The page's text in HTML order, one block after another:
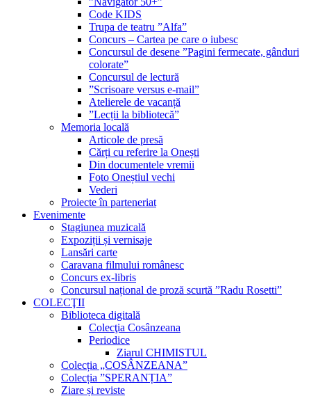
Code KIDS
Trupa de teatru ”Alfa”
Concurs – Cartea pe care o iubesc
Concursul de desene ”Pagini fermecate, gânduri
colorate”
Concursul de lectură
”Scrisoare versus e-mail”
Atelierele de vacanță
”Lecții la bibliotecă”
Memoria locală
Articole de presă
Cărți cu referire la Onești
Din documentele vremii
Foto Oneștiul vechi
Vederi
Proiecte în parteneriat
Evenimente
Stagiunea muzicală
Expoziții și vernisaje
Lansări carte
Caravana filmului românesc
Concurs ex-libris
Concursul național de proză scurtă ”Radu Rosetti”
COLECŢII
Biblioteca digitală
Colecţia Cosânzeana
Periodice
Ziarul CHIMISTUL
Colecția „COSÂNZEANA”
Colecția ”SPERANȚIA”
Ziare și reviste